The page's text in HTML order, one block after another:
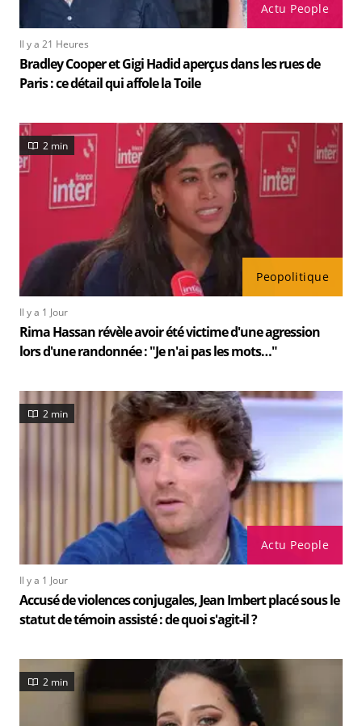
Actu People
Il y a 21 Heures
Bradley Cooper et Gigi Hadid aperçus dans les rues de
Paris : ce détail qui affole la Toile
Peopolitique
2 min
Il y a 1 Jour
Rima Hassan révèle avoir été victime d'une agression
lors d'une randonnée : "Je n'ai pas les mots…"
Actu People
2 min
Il y a 1 Jour
Accusé de violences conjugales, Jean Imbert placé sous le
statut de témoin assisté : de quoi s'agit-il ?
2 min